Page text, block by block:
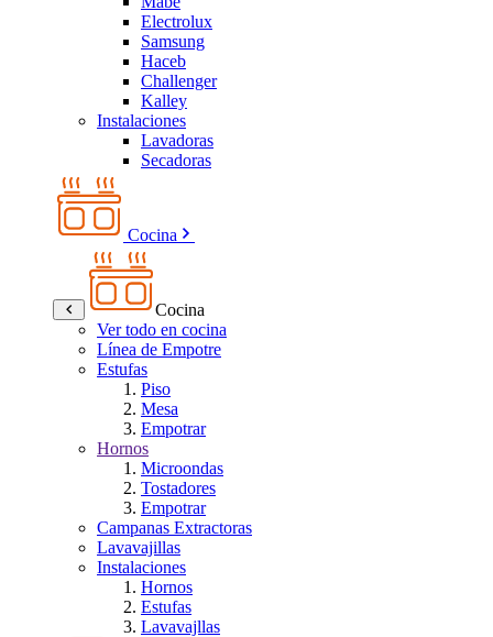
Electrolux
Samsung
Haceb
Challenger
Kalley
Instalaciones
Lavadoras
Secadoras
Cocina
Cocina
Ver todo en cocina
Línea de Empotre
Estufas
Piso
Mesa
Empotrar
Hornos
Microondas
Tostadores
Empotrar
Campanas Extractoras
Lavavajillas
Instalaciones
Hornos
Estufas
Lavavajllas